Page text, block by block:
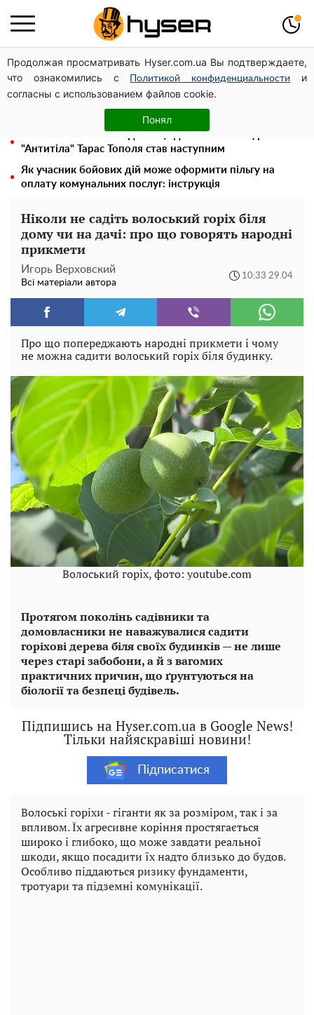
Продолжая просматривать Hyser.com.ua Вы подтверждаете,
что ознакомились с
Политикой конфиденциальности
и
согласны с использованием файлов cookie.
Понял
Місяць без світла, лютий холод та комунальні платежі
на тисячі гривень: народ "ламають" у відключення
Гола Олена Тополя у цікавих позах змусила відвисати
щелепи: злив відео – було лише початком
"Антитіла" Тарас Тополя став наступним
Як учасник бойових дій може оформити пільгу на
оплату комунальних послуг: інструкція
Ніколи не садіть волоський горіх біля
дому чи на дачі: про що говорять народні
прикмети
Игорь Верховский
Всі матеріали автора
10:33 29.04
Про що попереджають народні прикмети і чому
не можна садити волоський горіх біля будинку.
Волоський горіх, фото: youtube.com
Протягом поколінь садівники та
домовласники не наважувалися садити
горіхові дерева біля своїх будинків — не лише
через старі забобони, а й з вагомих
практичних причин, що ґрунтуються на
біології та безпеці будівель.
Підпишись на Hyser.com.ua в Google News!
Тільки найяскравіші новини!
Підписатися
Волоські горіхи - гіганти як за розміром, так і за
впливом. Їх агресивне коріння простягається
широко і глибоко, що може завдати реальної
шкоди, якщо посадити їх надто близько до будов.
Особливо піддаються ризику фундаменти,
тротуари та підземні комунікації.